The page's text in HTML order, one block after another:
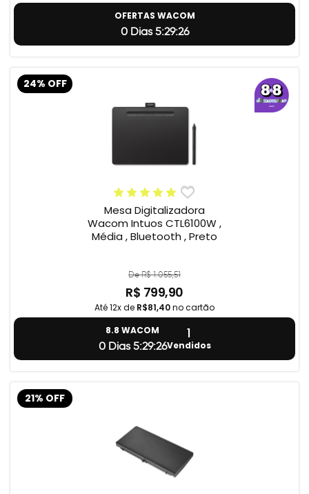
OFERTAS WACOM
0 Dias 5:29:24
24% OFF
Mesa Digitalizadora
Wacom Intuos CTL6100W ,
Média , Bluetooth , Preto
De R$ 1.055,51
R$ 799,90
Até 12x de R$81,40no cartão
8.8 WACOM
0 Dias 5:29:24
1
Vendidos
21% OFF